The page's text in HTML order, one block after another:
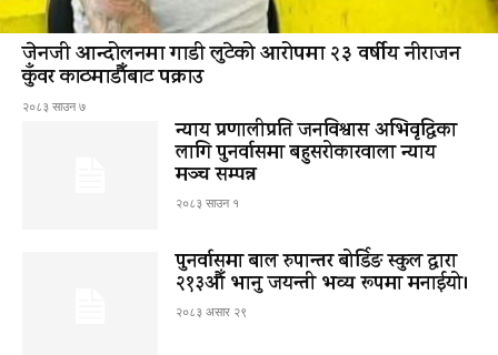
जेनजी आन्दोलनमा गाडी लुटेको आरोपमा २३ वर्षीय नीराजन
कुँवर काठमाडौँबाट पक्राउ
२०८३ साउन ७
न्याय प्रणालीप्रति जनविश्वास अभिवृद्धिका
लागि पुनर्वासमा बहुसरोकारवाला न्याय
मञ्च सम्पन्न
२०८३ साउन १
पुनर्वासमा बाल रुपान्तर बोर्डिङ स्कुल द्धारा
२१३औँ भानु जयन्ती भव्य रूपमा मनाईयो।
२०८३ असार २९